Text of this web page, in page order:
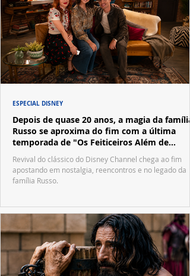
Depois de quase 20 anos, a magia da família
Russo se aproxima do fim com a última
temporada de "Os Feiticeiros Além de
Revival do clássico do Disney Channel chega ao fim
apostando em nostalgia, reencontros e no legado da
família Russo.
ESPECIAL DISNEY